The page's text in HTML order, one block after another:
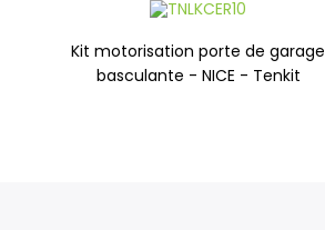
Kit motorisation porte de garage
basculante - NICE - Tenkit